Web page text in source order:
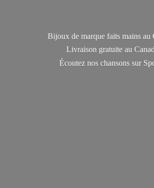
Bijoux de marque faits mains au
Livraison gratuite au
Écoutez nos chansons sur